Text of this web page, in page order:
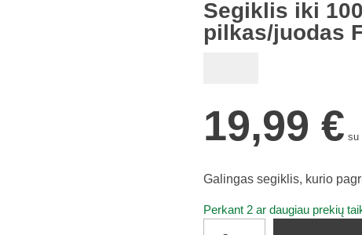
Segiklis iki
pilkas/juodas
19,99 € su
Galingas segiklis, kurio
Perkant 2 ar daugiau prekių